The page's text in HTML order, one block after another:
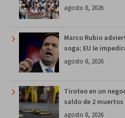
agosto 8, 2026
Marco Rubio
soga; EU le
agosto 8, 2026
Tiroteo en un
saldo de 2 muertos
agosto 8, 2026